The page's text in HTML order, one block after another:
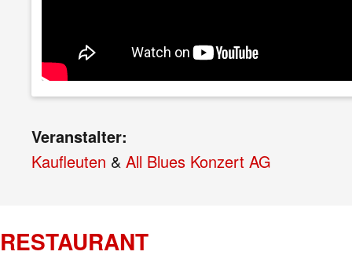
Veranstalter:
Kaufleuten & All Blues Konzert AG
RESTAURANT